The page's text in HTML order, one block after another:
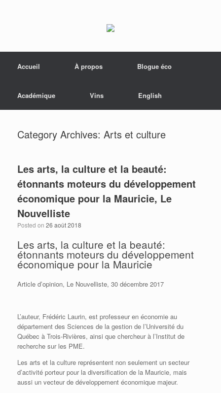
Accueil
À propos Blogue éco
Académique Vins English
Category Archives: Arts et culture
Les arts, la culture et la beauté:
étonnants moteurs du développement
économique pour la Mauricie, Le
Nouvelliste
Posted on 26 août 2018
Les arts, la culture et la beauté:
étonnants moteurs du développement
économique pour la Mauricie
Article d’opinion, Le Nouvelliste, 30 décembre 2017
L’auteur, Frédéric Laurin, est professeur en économie au
département des Sciences de la gestion de l’Université du
Québec à Trois-Rivières, ainsi que chercheur à l’Institut de
recherche sur les PME.
Les arts et la culture représentent non seulement un secteur
d’activité porteur pour la diversification de la Mauricie, mais
aussi un vecteur de développement économique majeur.